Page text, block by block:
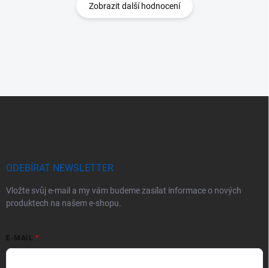
Zobrazit další hodnocení
ODEBÍRAT NEWSLETTER
Vložte svůj e-mail a my vám budeme zasílat informace o nových
produktech na našem e-shopu.
E-MAIL